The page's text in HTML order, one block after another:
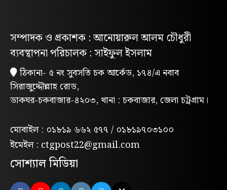
মিছিল
“চাঁদা নাপেয়ে পেঁপে বাগান ধ্বংস: পাহাড়ি
সন্ত্রাসীদের গ্রেপ্তারের দাবিতে পিসিসিপির
বিক্ষোভ”
লোহাগাড়ায় পরিবেশক অ্যাসোসিয়েশনের
উদ্যোগে বন্যাদুর্গতদের মাঝে ঢেউটিন বিতরণ
মন্দিরের পুকুরে মিলল তবলাশিল্পীর মরদেহ
লোহাগাড়ায় মাদকবিরোধী ম্যারাথন দৌড়, ফল
সম্পাদক ও প্রকাশক : আনোয়ারুল আলম চৌধুরী
ব্যবস্থাপনা পরিচালক : সাইফুল ইসলাম
ঠিকানা- ৫ নং সুবসতি চক আর্কেড, ১৭৪/এ নবাব
সিরাজুদ্দৌল্লাহ রোড,
ডাকঘর-চকবাজার-৪২০৩, থানা : চকবাজার, জেলা চট্রগ্রাম।
মোবাইল : ০১৮১৯ ৬৬২ ৫৭৭ / ০১৮১৯৭০৩১০০
ইমেইল : ctgpost22@gmail.com
সোশ্যাল মিডিয়া